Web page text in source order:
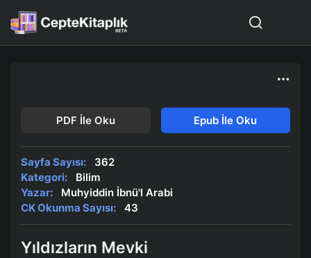
PDF İle Oku Epub İle Oku
Sayfa Sayısı:
362
Kategori:
Bilim
Yazar:
Muhyiddin İbnü'l Arabi
CK Okunma Sayısı:
43
Yıldızların Mevki